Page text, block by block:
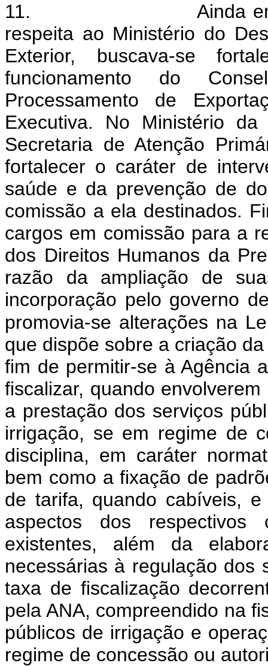
11. Ainda em
respeita ao Ministério do
Exterior, buscava-se
funcionamento do
Processamento de
Executiva. No Ministério
Secretaria de Atenção
fortalecer o caráter de
saúde e da prevenção de
comissão a ela destinados.
cargos em comissão para a
dos Direitos Humanos da
razão da ampliação de
incorporação pelo governo
promovia-se alterações na
que dispõe sobre a criação
fim de permitir-se à Agência
fiscalizar, quando
a prestação dos serviços
irrigação, se em regime de
disciplina, em caráter
bem como a fixação de
de tarifa, quando cabíveis,
aspectos dos respectivos
existentes, além da
necessárias à regulação dos
taxa de fiscalização
pela ANA, compreendido na
públicos de irrigação e
regime de concessão ou